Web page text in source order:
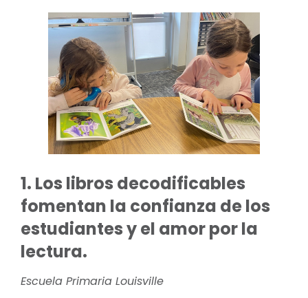
1. Los libros decodificables
fomentan la confianza de los
estudiantes y el amor por la
lectura.
Escuela Primaria Louisville